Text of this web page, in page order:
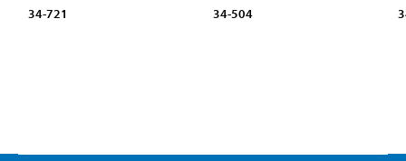
34-721 34-504